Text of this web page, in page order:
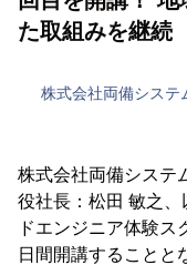
た取組みを継続
株式会社両備システ
株式会社両備システ
役社長：松田 敏之
ドエンジニア体験
日間開講することと